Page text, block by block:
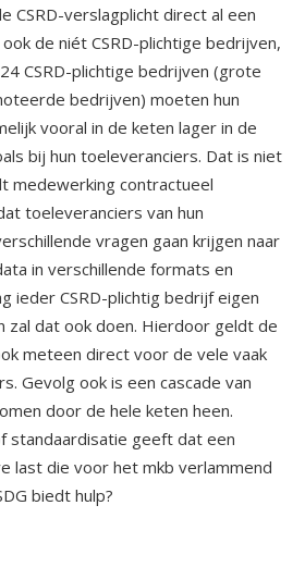
CSRD-verslagplicht direct al een
de niét CSRD-plichtige bedrijven,
CSRD-plichtige bedrijven (grote
bedrijven) moeten hun
vooral in de keten lager in de
bij hun toeleveranciers. Dat is niet
medewerking contractueel
toeleveranciers van hun
vragen gaan krijgen naar
in verschillende formats en
ieder CSRD-plichtig bedrijf eigen
zal dat ook doen. Hierdoor geldt de
meteen direct voor de vele vaak
Gevolg ook is een cascade van
door de hele keten heen.
standaardisatie geeft dat een
last die voor het mkb verlammend
biedt hulp?